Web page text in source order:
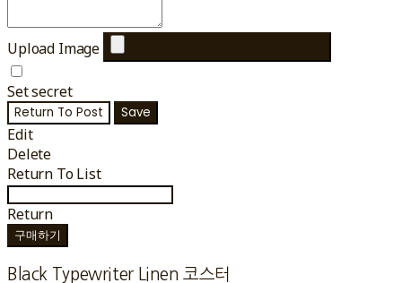
Upload Image
Set secret
Return To Post Save
Edit
Delete
Return To List
Return
구매하기
Black Typewriter Linen 코스터